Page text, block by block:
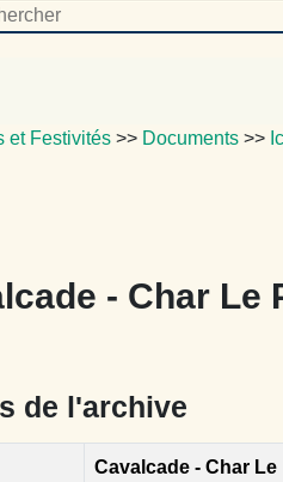
et Festivités >> Documents >>
- Char Le
de l'archive
Cavalcade - Char Le